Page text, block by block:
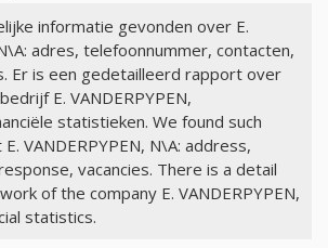
informatie gevonden over E.
adres, telefoonnummer, contacten,
Er is een gedetailleerd rapport over
E. VANDERPYPEN,
statistieken. We found such
VANDERPYPEN, N\A: address,
vacancies. There is a detail
of the company E. VANDERPYPEN,
statistics.